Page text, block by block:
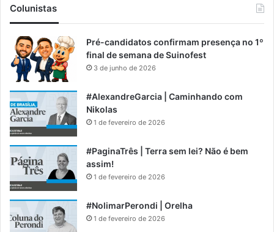
Colunistas
Pré-candidatos confirmam presença no 1º
final de semana de Suinofest
3 de junho de 2026
#AlexandreGarcia | Caminhando com
Nikolas
1 de fevereiro de 2026
#PaginaTrês | Terra sem lei? Não é bem
assim!
1 de fevereiro de 2026
#NolimarPerondi | Orelha
1 de fevereiro de 2026